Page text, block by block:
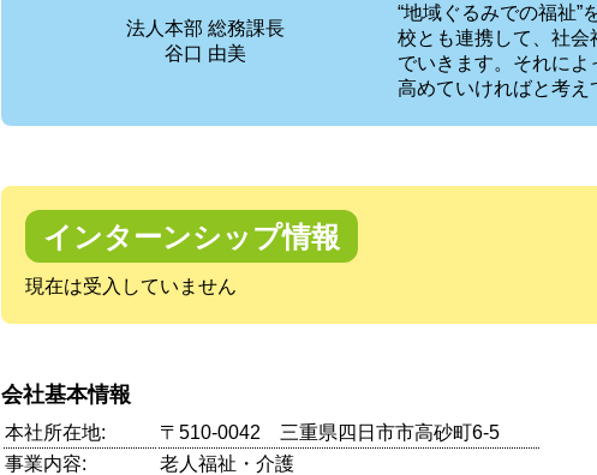
法人本部 総務課長
谷口 由美
“地域ぐるみでの福祉”
校とも連携して、社
でいきます。それに
高めていければと考え
インターンシップ情報
現在は受入していません
会社基本情報
本社所在地:
〒510-0042 三重県四日市市高砂町6-5
事業内容:
老人福祉・介護